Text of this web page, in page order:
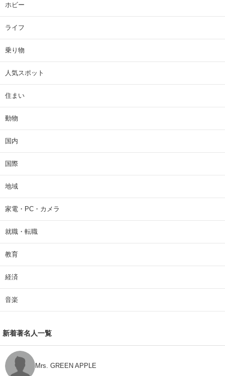
ホビー
ライフ
乗り物
人気スポット
住まい
動物
国内
国際
地域
家電・PC・カメラ
就職・転職
教育
経済
音楽
新着著名人一覧
Mrs. GREEN APPLE